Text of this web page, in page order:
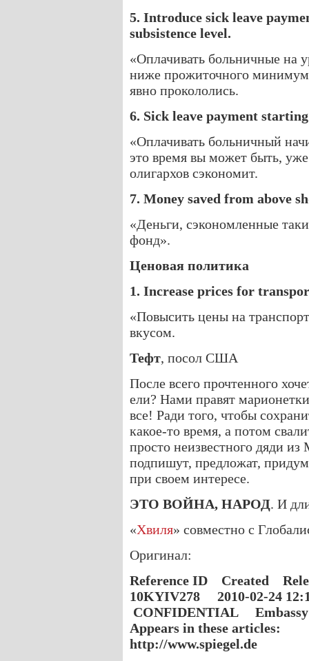
5. Introduce sick leave
subsistence level.
«Оплачивать больничные на
ниже прожиточного
явно прокололись.
6. Sick leave payment
«Оплачивать больничный
это время вы может быть,
олигархов сэкономит.
7. Money saved from above
«Деньги, сэкономленные
фонд».
Ценовая политика
1. Increase prices for
«Повысить цены на
вкусом.
Тефт, посол США
После всего прочтенного
ели? Нами правят
все! Ради того, чтобы
какое-то время, а потом
просто неизвестного дяди
подпишут, предложат,
при своем интересе.
ЭТО ВОЙНА, НАРОД. И
«Хвиля» совместно с
Оригинал:
Reference ID Created
10KYIV278 2010-02-24
CONFIDENTIAL
Appears in these articles:
http://www.spiegel.de